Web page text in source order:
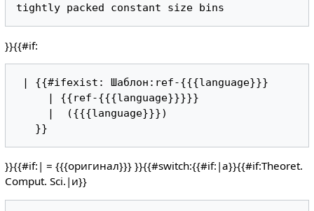
}}{{#if:
}}{{#if:| = {{{оригинал}}} }}{{#switch:{{#if:|а}}{{#if:Theoret.
Comput. Sci.|и}}